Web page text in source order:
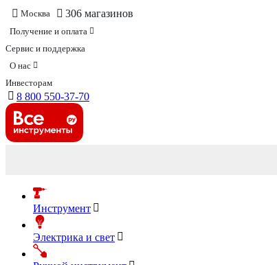
Москва 306 магазинов
Получение и оплата
Сервис и поддержка
О нас
Инвесторам
8 800 550-37-70
Инструмент
Электрика и свет